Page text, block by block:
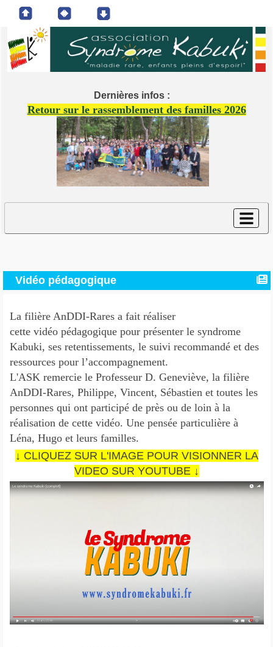
Dernières infos :
Retour sur le rassemblement des familles 2026
Vidéo pédagogique
La filière AnDDI-Rares a fait réaliser
cette vidéo pédagogique pour présenter le syndrome
Kabuki, ses retentissements, le suivi recommandé et des
ressources pour l’accompagnement.
L'ASK remercie le Professeur D. Geneviève, la filière
AnDDI-Rares, Philippe, Vincent, Sébastien et toutes les
personnes qui ont participé de près ou de loin à la
réalisation de cette vidéo. Une pensée particulière à
Léna, Hugo et leurs familles.
↓ CLIQUEZ SUR L'IMAGE POUR VISIONNER LA
VIDEO SUR YOUTUBE ↓